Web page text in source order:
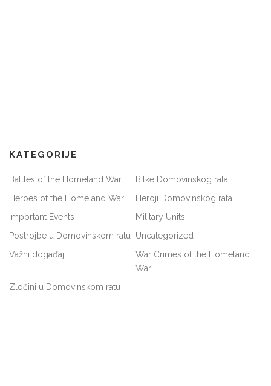
KATEGORIJE
Battles of the Homeland War
Bitke Domovinskog rata
Heroes of the Homeland War
Heroji Domovinskog rata
Important Events
Military Units
Postrojbe u Domovinskom ratu
Uncategorized
Važni događaji
War Crimes of the Homeland
War
Zločini u Domovinskom ratu